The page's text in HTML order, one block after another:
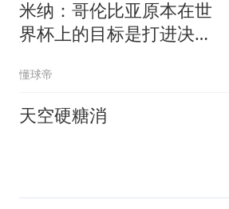
米纳：哥伦比亚原本在世
界杯上的目标是打进决赛
懂球帝
天空硬糖消